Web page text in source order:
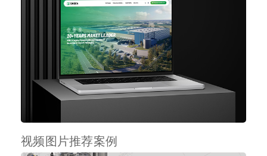
视频图片推荐案例